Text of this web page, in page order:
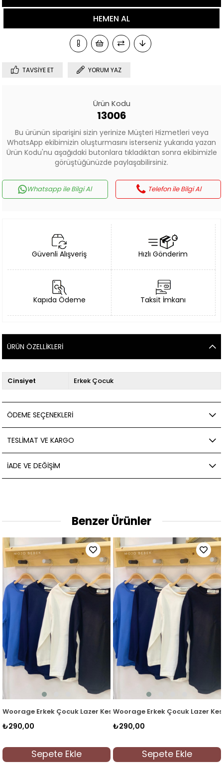
TAVSIYE ET YORUM YAZ
Ürün Kodu
13006
Bu ürünün siparişini sizin yerinize Müşteri Hizmetleri veya
WhatsApp ekibimizin oluşturmasını isterseniz yukarıda yazan
Ürün Kodu'nu aşağıdaki butonlara tıkladıktan sonra ekibimizle
görüştüğünüzde paylaşabilirsiniz.
Whatsapp ile Bilgi Al Telefon ile Bilgi Al
Güvenli Alışveriş Hızlı Gönderim
Kapıda Ödeme Taksit İmkanı
ÜRÜN ÖZELLIKLERI
Cinsiyet Erkek Çocuk
ÖDEME SEÇENEKLERI
TESLIMAT VE KARGO
İADE VE DEĞIŞIM
Benzer Ürünler
Basic T-shirt 0360 Krem
Woorage Erkek Çocuk Lazer Kesim Basic T-shirt 0360 Lacivert
₺290,00
Sepete Ekle
Woorage Erkek Çocuk Lazer
₺290,00
Sepete Ekle